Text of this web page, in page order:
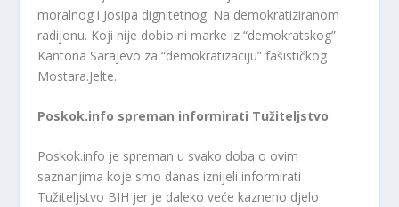
moralnog i Josipa dignitetnog. Na demokratiziranom
radijonu. Koji nije dobio ni marke iz “demokratskog”
Kantona Sarajevo za “demokratizaciju” fašističkog
Mostara.Jelte.
Poskok.info spreman informirati Tužiteljstvo
Poskok.info je spreman u svako doba o ovim
saznanjima koje smo danas iznijeli informirati
Tužiteljstvo BIH jer je daleko veće kazneno djelo